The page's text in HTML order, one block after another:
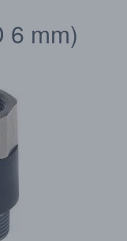
6 mm)